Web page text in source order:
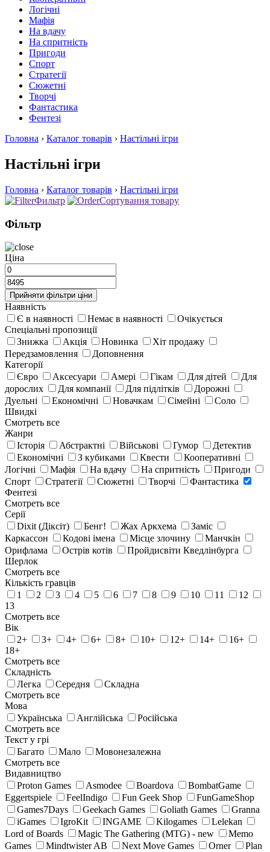
Логічні
Мафія
На вдачу
На спритність
Пригоди
Спорт
Стратегії
Сюжетні
Творчі
Фантастика
Фентезі
Головна › Каталог товарів › Настільні ігри
Настільні ігри
Головна › Каталог товарів › Настільні ігри
Фильтр
Сортування товару
Фільтр
Цiна
Прийняти фiльтри цiни
Наявність
Є в наявності
Немає в наявності
Очікується
Спецiальнi пропозицiї
Знижка
Акція Новинка
Хіт продажу
Передзамовлення
Доповнення
Категорії
Євро
Аксесуари Амері Гікам Для дітей
Для
дорослих
Для компанії Для підлітків
Дорожні
Дуельні
Економічні Новачкам Сімейні
Соло
Швидкі
Смотреть все
Жанри
Історія
Абстрактні Військові Гумор
Детектив
Економічні
З кубиками Квести
Кооперативні
Логічні
Мафія На вдачу На спритність
Пригоди
Спорт
Стратегії Сюжетні Творчі
Фантастика
Фентезі
Смотреть все
Серії
Dixit (Діксіт)
Бенг! Жах Аркхема
Заміс
Каркассон
Кодові імена Місце злочину
Манчкін
Орифлама
Острів котів
Пройдисвіти Кведлінбурга
Шерлок
Смотреть все
Кількість гравців
1
2 3 4 5 6 7 8 9 10 11
12
13
Смотреть все
Вік
2+
3+ 4+ 6+ 8+ 10+ 12+ 14+
16+
18+
Смотреть все
Складність
Легка
Середня
Складна
Смотреть все
Мова
Українська
Англійська
Російська
Смотреть все
Текст у грі
Багато
Мало
Мовонезалежна
Смотреть все
Видавництво
Proton Games
Asmodee Boardova
BombatGame
Eggertspiele
FeelIndigo Fun Geek Shop
FunGameShop
Games7Days
Geekach Games Goliath Games
Granna
iGames
IgroKit INGAME Kilogames
Lelekan
Lord of Boards
Magic The Gathering (MTG) - new
Memo
Games
Mindtwister AB Next Move Games Orner
Plan